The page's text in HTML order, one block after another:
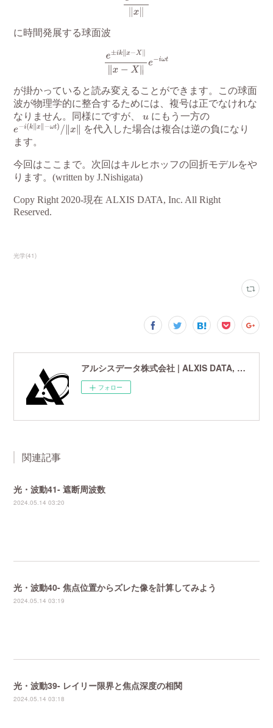
光学(41)
アルシスデータ株式会社 | ALXIS DATA, Inc. | 世界最先端の画像鮮鋭化技術研究開発企業
フォロー
関連記事
光・波動41- 遮断周波数
2024.05.14 03:20
光・波動40- 焦点位置からズレた像を計算してみよう
2024.05.14 03:19
光・波動39- レイリー限界と焦点深度の相関
2024.05.14 03:18